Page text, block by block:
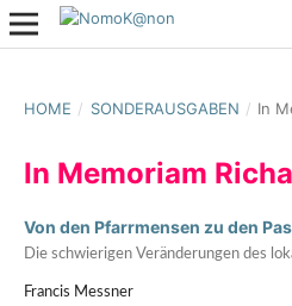
HOME / SONDERAUSGABEN / In
In Memoriam
Von den Pfarrmensen zu den
Die schwierigen Veränderungen des
Francis Messner